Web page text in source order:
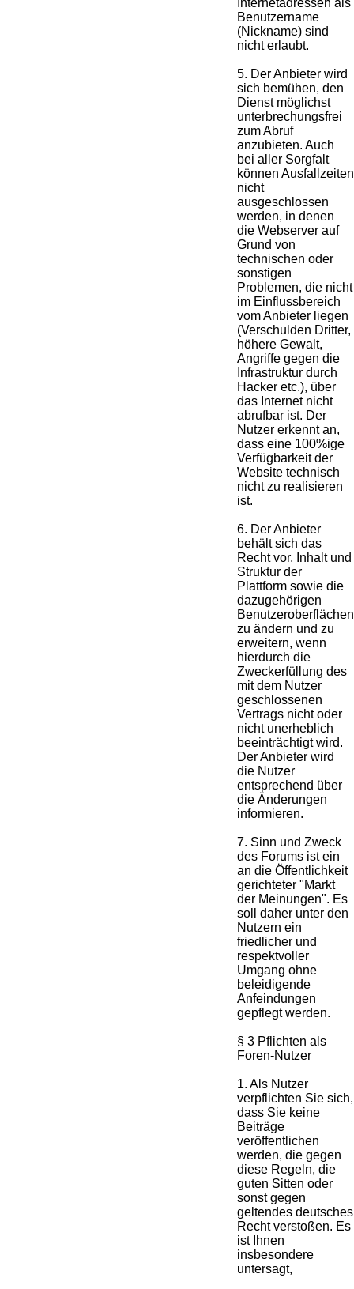
Benutzername
(Nickname) sind
nicht erlaubt.
5. Der Anbieter wird
sich bemühen, den
Dienst möglichst
unterbrechungsfrei
zum Abruf
anzubieten. Auch
bei aller Sorgfalt
können Ausfallzeiten
nicht
ausgeschlossen
werden, in denen
die Webserver auf
Grund von
technischen oder
sonstigen
Problemen, die nicht
im Einflussbereich
vom Anbieter liegen
(Verschulden Dritter,
höhere Gewalt,
Angriffe gegen die
Infrastruktur durch
Hacker etc.), über
das Internet nicht
abrufbar ist. Der
Nutzer erkennt an,
dass eine 100%ige
Verfügbarkeit der
Website technisch
nicht zu realisieren
ist.
6. Der Anbieter
behält sich das
Recht vor, Inhalt und
Struktur der
Plattform sowie die
dazugehörigen
Benutzeroberflächen
zu ändern und zu
erweitern, wenn
hierdurch die
Zweckerfüllung des
mit dem Nutzer
geschlossenen
Vertrags nicht oder
nicht unerheblich
beeinträchtigt wird.
Der Anbieter wird
die Nutzer
entsprechend über
die Änderungen
informieren.
7. Sinn und Zweck
des Forums ist ein
an die Öffentlichkeit
gerichteter "Markt
der Meinungen". Es
soll daher unter den
Nutzern ein
friedlicher und
respektvoller
Umgang ohne
beleidigende
Anfeindungen
gepflegt werden.
§ 3 Pflichten als
Foren-Nutzer
1. Als Nutzer
verpflichten Sie sich,
dass Sie keine
Beiträge
veröffentlichen
werden, die gegen
diese Regeln, die
guten Sitten oder
sonst gegen
geltendes deutsches
Recht verstoßen. Es
ist Ihnen
insbesondere
untersagt,